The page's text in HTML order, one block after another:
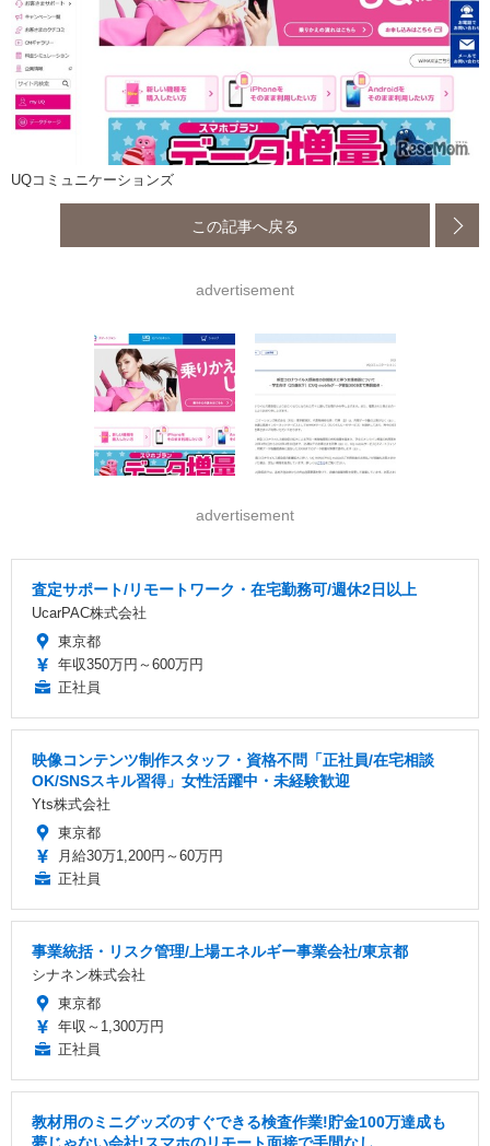
UQコミュニケーションズ
この記事へ戻る
advertisement
advertisement
査定サポート/リモートワーク・在宅勤務可/週休2日以上
UcarPAC株式会社
東京都
年収350万円～600万円
正社員
映像コンテンツ制作スタッフ・資格不問「正社員/在宅相談
OK/SNSスキル習得」女性活躍中・未経験歓迎
Yts株式会社
東京都
月給30万1,200円～60万円
正社員
事業統括・リスク管理/上場エネルギー事業会社/東京都
シナネン株式会社
東京都
年収～1,300万円
正社員
教材用のミニグッズのすぐできる検査作業!貯金100万達成も